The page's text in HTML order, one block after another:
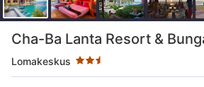
Cha-Ba Lanta Resort &
Lomakeskus
Tähtiluokitus 2.5 tähteä